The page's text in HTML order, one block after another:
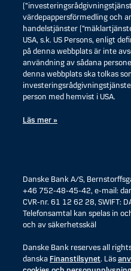
värdepappersförmedling och
handelstjänster
USA, s.k. US Persons, enligt
på denna webbplats är inte
användning av sådana
denna webbplats ska tolkas
person med hemvist i USA.
Läs mer »
Danske Bank A/S,
+46 752-48-45-42, e-mail:
CVR-nr. 61 12 62 28, SWIFT:
Telefonsamtal kan spelas in
och av säkerhetsskäl
Danske Bank reserves all
danska Finanstilsynet. Läs